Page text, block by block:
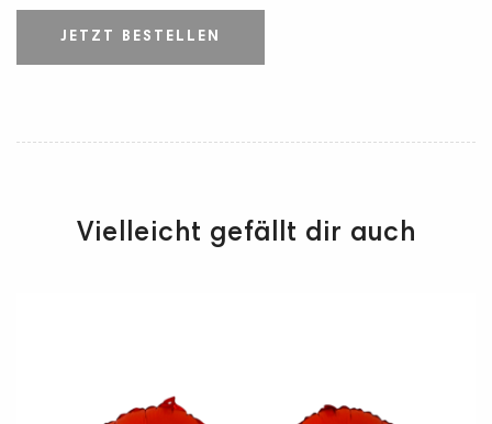
JETZT BESTELLEN
Vielleicht gefällt dir auch